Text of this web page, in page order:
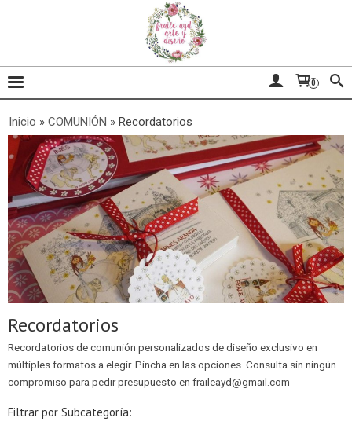
0
Inicio » COMUNIÓN » Recordatorios
Recordatorios
Recordatorios de comunión personalizados de diseño exclusivo en
múltiples formatos a elegir. Pincha en las opciones. Consulta sin ningún
compromiso para pedir presupuesto en fraileayd@gmail.com
Filtrar por Subcategoría: